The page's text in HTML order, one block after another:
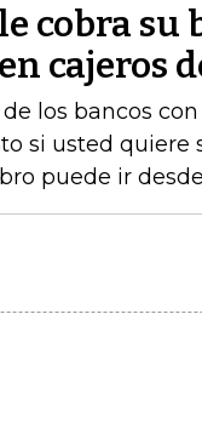
cobra
cajeros
los bancos
si usted quiere
puede ir